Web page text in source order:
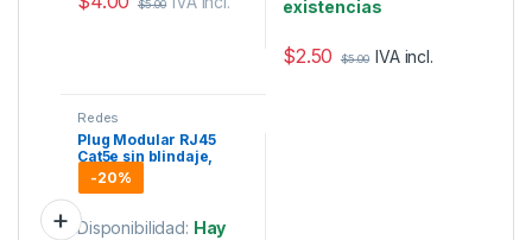
$5.00 existencias
$2.50 $5.00 IVA incl.
Redes
Plug Modular RJ45
Cat5e sin blindaje,
chapado de oro a 30
micras para
durabilidad extrema, 1
pieza
-20%
Disponibilidad: Hay